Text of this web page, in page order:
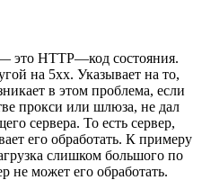
это HTTP—код состояния.
на 5хх. Указывает на то,
в этом проблема, если
прокси или шлюза, не дал
сервера. То есть сервер,
его обработать. К примеру
слишком большого по
не может его обработать.